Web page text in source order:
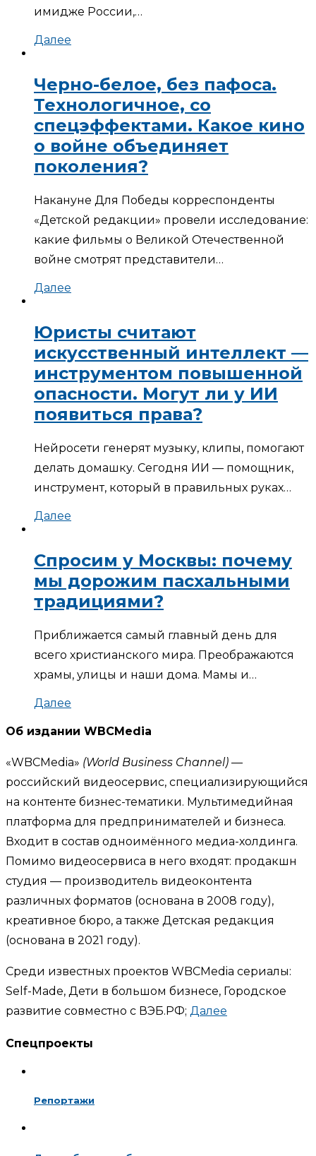
имидже России,…
Далее
Черно-белое, без пафоса.
Технологичное, со
спецэффектами. Какое кино
о войне объединяет
поколения?
Накануне Для Победы корреспонденты
«Детской редакции» провели исследование:
какие фильмы о Великой Отечественной
войне смотрят представители…
Далее
Юристы считают
искусственный интеллект —
инструментом повышенной
опасности. Могут ли у ИИ
появиться права?
Нейросети генерят музыку, клипы, помогают
делать домашку. Сегодня ИИ — помощник,
инструмент, который в правильных руках…
Далее
Спросим у Москвы: почему
мы дорожим пасхальными
традициями?
Приближается самый главный день для
всего христианского мира. Преображаются
храмы, улицы и наши дома. Мамы и…
Далее
Об издании WBCMedia
«WBCMedia» (World Business Channel) —
российский видеосервис, специализирующийся
на контенте бизнес-тематики. Мультимедийная
платформа для предпринимателей и бизнеса.
Входит в состав одноимённого медиа-холдинга.
Помимо видеосервиса в него входят: продакшн
студия — производитель видеоконтента
различных форматов (основана в 2008 году),
креативное бюро, а также Детская редакция
(основана в 2021 году).
Среди известных проектов WBCMedia сериалы:
Self-Made, Дети в большом бизнесе, Городское
развитие совместно с ВЭБ.РФ; Далее
Спецпроекты
Репортажи